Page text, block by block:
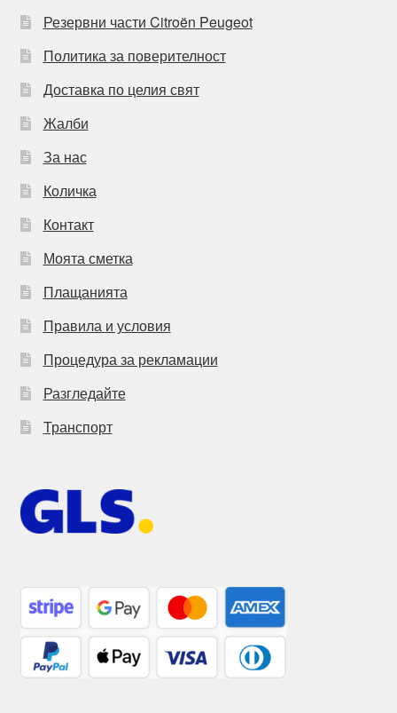
Резервни части Citroën Peugeot
Политика за поверителност
Доставка по целия свят
Жалби
За нас
Количка
Контакт
Моята сметка
Плащанията
Правила и условия
Процедура за рекламации
Разгледайте
Транспорт